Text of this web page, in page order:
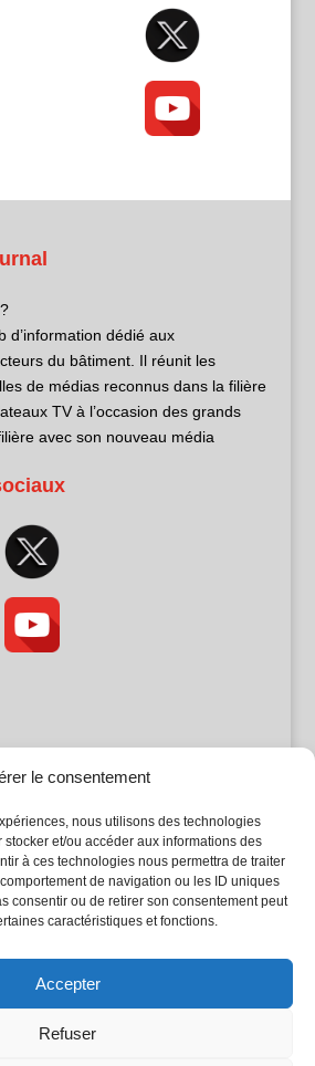
le consentement
nous utilisons des technologies
et/ou accéder aux informations des
à ces technologies nous permettra de traiter
de navigation ou les ID uniques
consentir ou de retirer son consentement peut
caractéristiques et fonctions.
Accepter
Refuser
d’information dédié aux
du bâtiment. Il réunit les
de médias reconnus dans la filière
TV à l’occasion des grands
avec son nouveau média